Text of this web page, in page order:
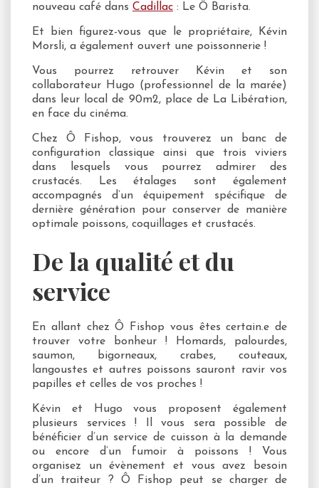
nouveau café dans Cadillac : Le Ô Barista.
Et bien figurez-vous que le propriétaire, Kévin
Morsli, a également ouvert une poissonnerie !
Vous pourrez retrouver Kévin et son
collaborateur Hugo (professionnel de la marée)
dans leur local de 90m2, place de La Libération,
en face du cinéma.
Chez Ô Fishop, vous trouverez un banc de
configuration classique ainsi que trois viviers
dans lesquels vous pourrez admirer des
crustacés. Les étalages sont également
accompagnés d’un équipement spécifique de
dernière génération pour conserver de manière
optimale poissons, coquillages et crustacés.
De la qualité et du
service
En allant chez Ô Fishop vous êtes certain.e de
trouver votre bonheur ! Homards, palourdes,
saumon, bigorneaux, crabes, couteaux,
langoustes et autres poissons sauront ravir vos
papilles et celles de vos proches !
Kévin et Hugo vous proposent également
plusieurs services ! Il vous sera possible de
bénéficier d’un service de cuisson à la demande
ou encore d’un fumoir à poissons ! Vous
organisez un évènement et vous avez besoin
d’un traiteur ? Ô Fishop peut se charger de